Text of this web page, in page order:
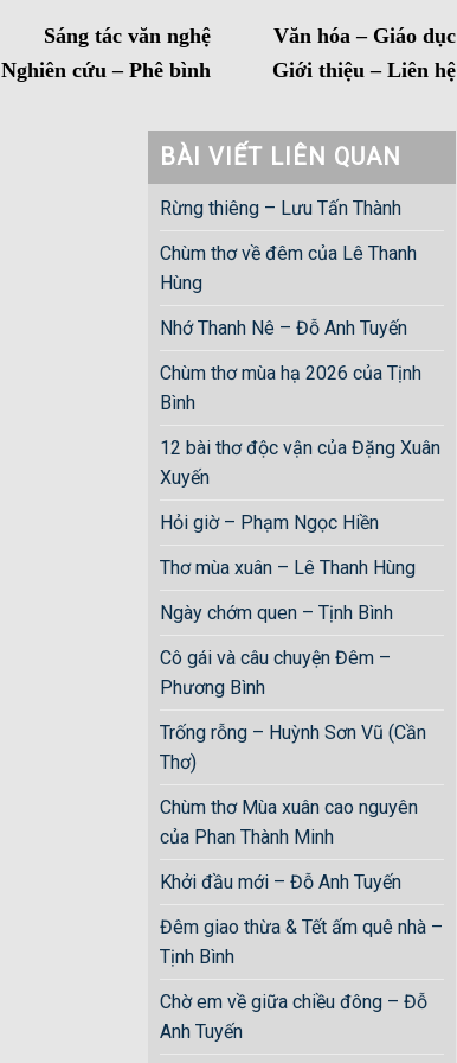
Sáng tác văn nghệ
Văn hóa – Giáo dục
Nghiên cứu – Phê bình
Giới thiệu – Liên hệ
BÀI VIẾT LIÊN QUAN
Rừng thiêng – Lưu Tấn Thành
Chùm thơ về đêm của Lê Thanh
Hùng
Nhớ Thanh Nê – Đỗ Anh Tuyến
Chùm thơ mùa hạ 2026 của Tịnh
Bình
12 bài thơ độc vận của Đặng Xuân
Xuyến
Hỏi giờ – Phạm Ngọc Hiền
Thơ mùa xuân – Lê Thanh Hùng
Ngày chớm quen – Tịnh Bình
Cô gái và câu chuyện Đêm –
Phương Bình
Trống rỗng – Huỳnh Sơn Vũ (Cần
Thơ)
Chùm thơ Mùa xuân cao nguyên
của Phan Thành Minh
Khởi đầu mới – Đỗ Anh Tuyến
Đêm giao thừa & Tết ấm quê nhà –
Tịnh Bình
Chờ em về giữa chiều đông – Đỗ
Anh Tuyến